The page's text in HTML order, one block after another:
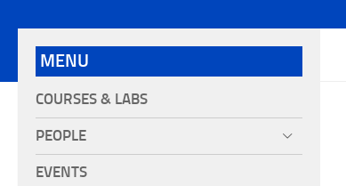
MENU
COURSES & LABS
PEOPLE
EVENTS